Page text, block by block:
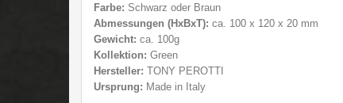
Farbe: Schwarz oder Braun
Abmessungen (HxBxT): ca. 100 x 120 x 20 mm
Gewicht: ca. 100g
Kollektion: Green
Hersteller: TONY PEROTTI
Ursprung: Made in Italy